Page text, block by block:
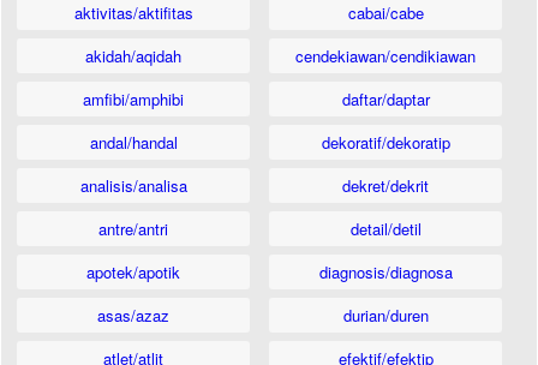
aktivitas/aktifitas
akidah/aqidah
amfibi/amphibi
andal/handal
analisis/analisa
antre/antri
apotek/apotik
asas/azaz
atlet/atlit
cabai/cabe
cendekiawan/cendikiawan
daftar/daptar
dekoratif/dekoratip
dekret/dekrit
detail/detil
diagnosis/diagnosa
durian/duren
efektif/efektip